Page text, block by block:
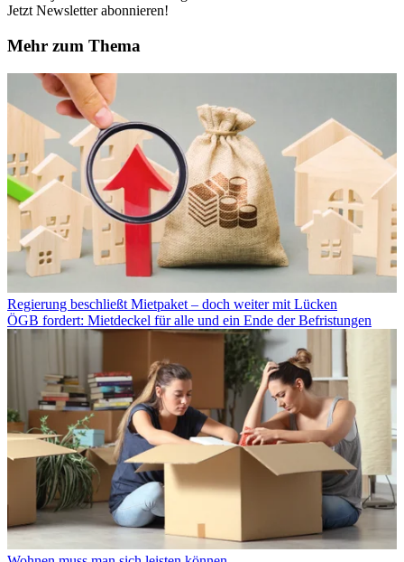
Jetzt Newsletter abonnieren!
Mehr zum Thema
Regierung beschließt Mietpaket – doch weiter mit Lücken
ÖGB fordert: Mietdeckel für alle und ein Ende der Befristungen